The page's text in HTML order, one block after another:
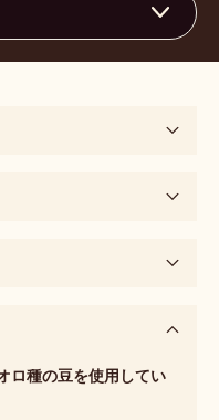
ロ種の豆を使用してい